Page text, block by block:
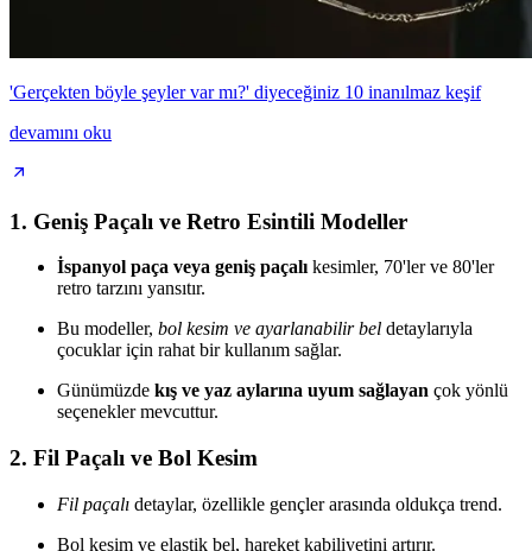
'Gerçekten böyle şeyler var mı?' diyeceğiniz 10 inanılmaz keşif
devamını oku
1. Geniş Paçalı ve Retro Esintili Modeller
İspanyol paça veya geniş paçalıkesimler, 70'ler ve 80'ler
retro tarzını yansıtır.
Bu modeller, bol kesim ve ayarlanabilir bel detaylarıyla
çocuklar için rahat bir kullanım sağlar.
Günümüzde kış ve yaz aylarına uyum sağlayan çok yönlü
seçenekler mevcuttur.
2. Fil Paçalı ve Bol Kesim
Fil paçalı detaylar, özellikle gençler arasında oldukça trend.
Bol kesim ve elastik bel, hareket kabiliyetini artırır.